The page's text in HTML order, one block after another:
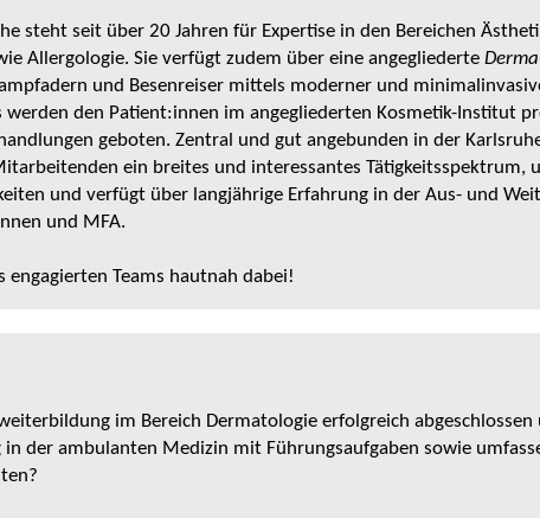
steht seit über 20 Jahren für Expertise in den Bereichen
Allergologie. Sie verfügt zudem über eine angegliederte
und Besenreiser mittels moderner und
werden den Patient:innen im angegliederten Kosmetik-Institut
geboten. Zentral und gut angebunden in der
ein breites und interessantes Tätigkeitsspektrum,
und verfügt über langjährige Erfahrung in der Aus- und
und MFA.
engagierten Teams hautnah dabei!
im Bereich Dermatologie erfolgreich abgeschlossen
in der ambulanten Medizin mit Führungsaufgaben sowie